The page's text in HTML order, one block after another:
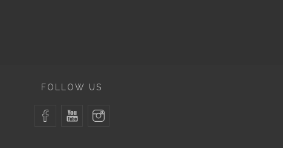
FOLLOW US